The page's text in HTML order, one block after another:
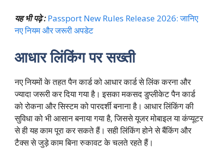
यह भी पढ़े : Passport New Rules Release 2026: जानिए
नए नियम और जरूरी अपडेट
आधार लिंकिंग पर सख्ती
नए नियमों के तहत पैन कार्ड को आधार कार्ड से लिंक करना और
ज्यादा जरूरी कर दिया गया है। इसका मकसद डुप्लीकेट पैन कार्ड
को रोकना और सिस्टम को पारदर्शी बनाना है। आधार लिंकिंग की
सुविधा को भी आसान बनाया गया है, जिससे यूजर मोबाइल या कंप्यूटर
से ही यह काम पूरा कर सकते हैं। सही लिंकिंग होने से बैंकिंग और
टैक्स से जुड़े काम बिना रुकावट के चलते रहते हैं।